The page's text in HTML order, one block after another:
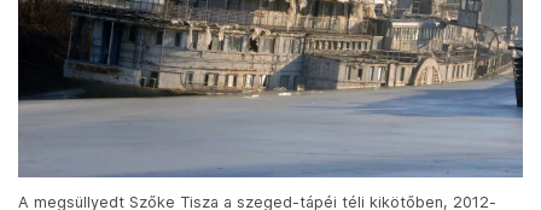
A megsüllyedt Szőke Tisza a szeged-tápéi téli kikötőben, 2012-